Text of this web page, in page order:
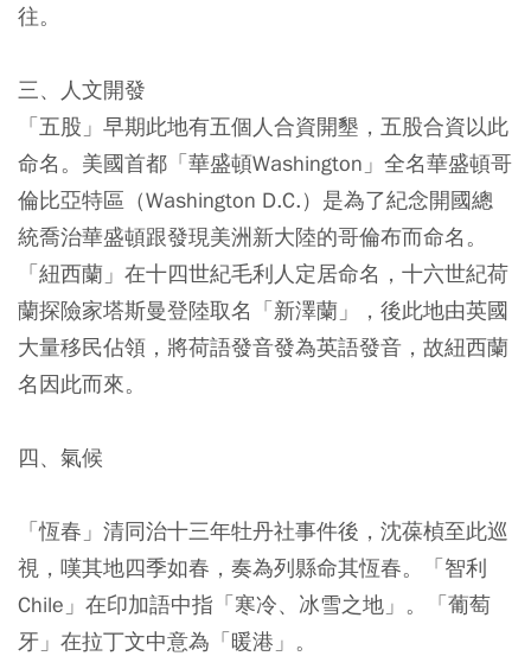
往。
三、人文開發
「五股」早期此地有五個人合資開墾，五股合資以此
命名。美國首都「華盛頓Washington」全名華盛頓哥
倫比亞特區（Washington D.C.）是為了紀念開國總
統喬治華盛頓跟發現美洲新大陸的哥倫布而命名。
「紐西蘭」在十四世紀毛利人定居命名，十六世紀荷
蘭探險家塔斯曼登陸取名「新澤蘭」，後此地由英國
大量移民佔領，將荷語發音發為英語發音，故紐西蘭
名因此而來。
四、氣候
「恆春」清同治十三年牡丹社事件後，沈葆楨至此巡
視，嘆其地四季如春，奏為列縣命其恆春。「智利
Chile」在印加語中指「寒冷、冰雪之地」。「葡萄
牙」在拉丁文中意為「暖港」。